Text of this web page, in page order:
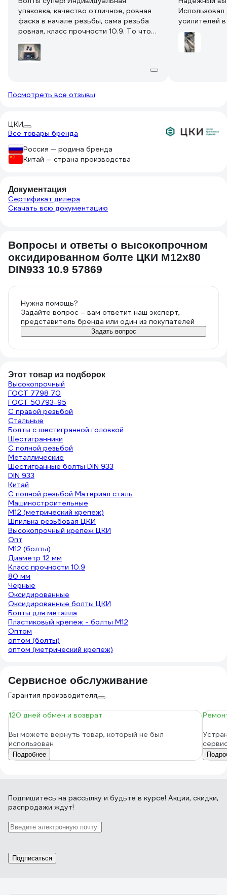
упаковка, качество отличное, ровная
фаска в начале резьбы, сама резьба
ровная, класс прочности 10.9. То что
ОКС покрытие, а не цинк, то ничего
страшного. Помню на 9-ке колёсные
болты тоже были оксидированные,
Использовал
усилителей
Посмотреть все отзывы
ЦКИ
Все товары бренда
Россия — родина бренда
Китай — страна производства
Документация
Сертификат дилера
Скачать всю документацию
Вопросы и ответы о высокопрочном
оксидированном болте ЦКИ М12х80
DIN933 10.9 57869
Нужна помощь?
Задайте вопрос – вам ответит наш эксперт,
представитель бренда или один из покупателей
Задать вопрос
Этот товар из подборок
Высокопрочный
ГОСТ 7798 70
ГОСТ 50793-95
С правой резьбой
Стальные
Болты с шестигранной головкой
Шестигранники
С полной резьбой
Металлические
Шестигранные болты DIN 933
DIN 933
Китай
С полной резьбой Материал сталь
Машиностроительные
М12 (метрический крепеж)
Шпилька резьбовая ЦКИ
Высокопрочный крепеж ЦКИ
Опт
М12 (болты)
Диаметр 12 мм
Класс прочности 10.9
80 мм
Черные
Оксидированные
Оксидированные болты ЦКИ
Болты для металла
Пластиковый крепеж - болты М12
Оптом
оптом (болты)
оптом (метрический крепеж)
Сервисное обслуживание
Гарантия производителя
120 дней обмен и возврат
Вы можете вернуть товар, который не был
использован
Подробнее
Подпишитесь на рассылку и будьте в курсе! Акции, скидки,
распродажи ждут!
Подписаться